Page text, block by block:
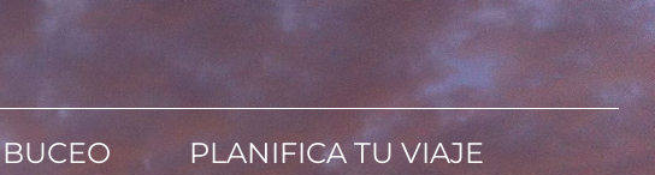
BUCEO PLANIFICA TU VIAJE